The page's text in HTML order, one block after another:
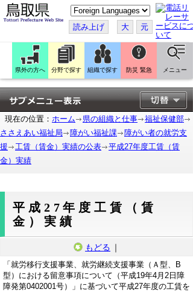
こ
の
ペ
ー
ジ
翻
訳
す
る
読み上げ 大 元
県外の方へ 分野で探す 組織で探す 防災 緊急 メニュー
現在の位置： ホーム 県の組織と仕事
福祉保健部
ささえあい福祉局
障がい福祉課
障がい者の就労支
援
工賃（賃金）実績の公表
平成27年度工賃（賃
金）実績
平成27年度工賃（賃
金）実績
もどる ｜
「就労移行支援事業、就労継続支援事業（Ａ型、B
型）における留意事項について（平成19年4月2日障
障発第0402001号）」に基づいて平成27年度の工賃を